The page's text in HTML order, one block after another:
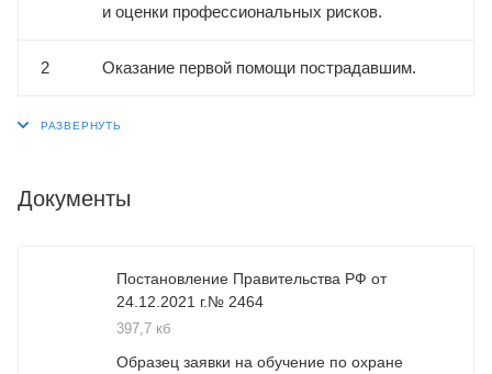
и оценки профессиональных рисков.
2 Оказание первой помощи пострадавшим.
Документы
Постановление Правительства РФ от
24.12.2021 г.№ 2464
397,7 кб
Образец заявки на обучение по охране